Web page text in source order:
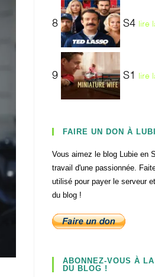
8 S4 lire
9 S1 lire
FAIRE UN DON À
Vous aimez le blog Lubie en
travail d'une passionnée.
utilisé pour payer le serveur
du blog !
ABONNEZ-VOUS À
DU BLOG !